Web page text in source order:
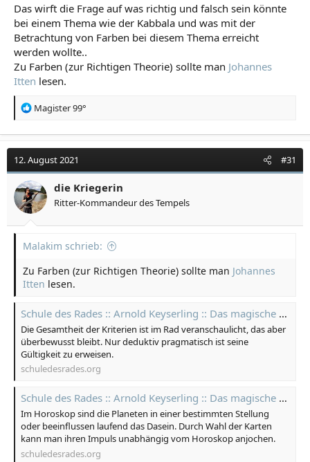
Das wirft die Frage auf was richtig und falsch sein könnte
bei einem Thema wie der Kabbala und was mit der
Betrachtung von Farben bei diesem Thema erreicht
werden wollte..
Zu Farben (zur Richtigen Theorie) sollte man Johannes
Itten lesen.
R
a
t
i
o
n
e
Magister 99°
12. August 2021 #31
die Kriegerin
Ritter-Kommandeur des Tempels
Malakim schrieb:
Zu Farben (zur Richtigen Theorie) sollte man Johannes
Itten lesen.
Schule des Rades :: Arnold Keyserling :: Das magische Rad Zentralasiens :: Meisterspiel | Gesetze
Die Gesamtheit der Kriterien ist im Rad veranschaulicht, das aber
überbewusst bleibt. Nur deduktiv pragmatisch ist seine
Gültigkeit zu erweisen.
schuledesrades.org
Schule des Rades :: Arnold Keyserling :: Das magische Rad Zentralasiens :: Meisterspiel | Karo Karten
Im Horoskop sind die Planeten in einer bestimmten Stellung
oder beeinflussen laufend das Dasein. Durch Wahl der Karten
kann man ihren Impuls unabhängig vom Horoskop anjochen.
schuledesrades.org